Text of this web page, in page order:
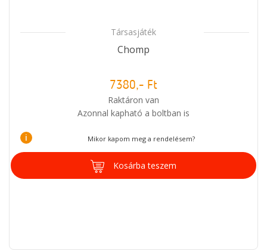
Társasjáték
Chomp
7380,- Ft
Raktáron van
Azonnal kapható a boltban is
i Mikor kapom meg a rendelésem?
Kosárba teszem